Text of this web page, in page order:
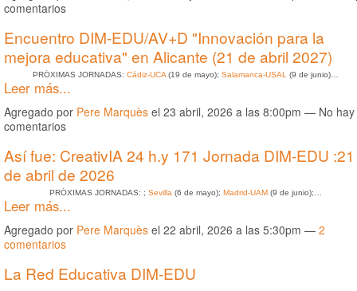
comentarios
Encuentro DIM-EDU/AV+D "Innovación para la
mejora educativa" en Alicante (21 de abril 2027)
PRÓXIMAS JORNADAS: Cádiz-UCA(19 de mayo); Salamanca-USAL(9 de junio)…
Leer más...
Agregado por Pere Marquès el 23 abril, 2026 a las 8:00pm — No hay
comentarios
Así fue: CreativIA 24 h.y 171 Jornada DIM-EDU :21
de abril de 2026
PRÓXIMAS JORNADAS: ; Sevilla(6 de mayo); Madrid-UAM(9 de junio);…
Leer más...
Agregado por Pere Marquès el 22 abril, 2026 a las 5:30pm — 2
comentarios
La Red Educativa DIM-EDU